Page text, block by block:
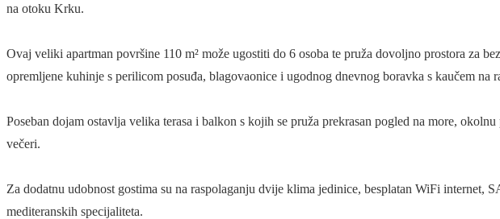
na otoku Krku.
Ovaj veliki apartman površine 110 m² može ugostiti do 6 osoba te pruža dovoljno prostora za
opremljene kuhinje s perilicom posuđa, blagovaonice i ugodnog dnevnog boravka s kaučem na
Poseban dojam ostavlja velika terasa i balkon s kojih se pruža prekrasan pogled na more,
večeri.
Za dodatnu udobnost gostima su na raspolaganju dvije klima jedinice, besplatan WiFi
mediteranskih specijaliteta.